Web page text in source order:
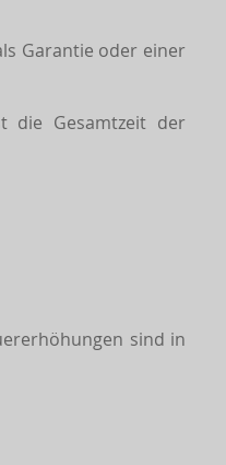
Garantie oder einer
die Gesamtzeit der
sind in